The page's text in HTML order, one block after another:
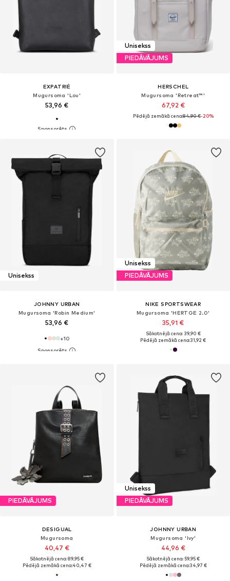
EXPATRIÉ
Mugursoma 'Lou'
53,96 €
Unisekss
PIEDĀVĀJUMS
HERSCHEL
Mugursoma 'Retreat™'
67,92 €
Pēdējā zemākā cena:84,90 €-20%
Unisekss
JOHNNY URBAN
Mugursoma 'Robin Medium'
53,96 €
+10
Unisekss
PIEDĀVĀJUMS
NIKE SPORTSWEAR
Mugursoma 'HERTGE 2.0'
35,91 €
Sākotnējā cena: 39,90 €
Pēdējā zemākā cena:31,92 €
PIEDĀVĀJUMS
DESIGUAL
Mugursoma
40,47 €
Sākotnējā cena: 89,95 €
Pēdējā zemākā cena:40,47 €
Unisekss
PIEDĀVĀJUMS
JOHNNY URBAN
Mugursoma 'Ivy'
44,96 €
Sākotnējā cena: 59,95 €
Pēdējā zemākā cena:34,97 €